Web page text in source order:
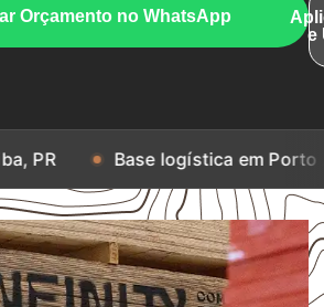
Orçamento no WhatsApp
e
Base logística em Porto Alegre, RS